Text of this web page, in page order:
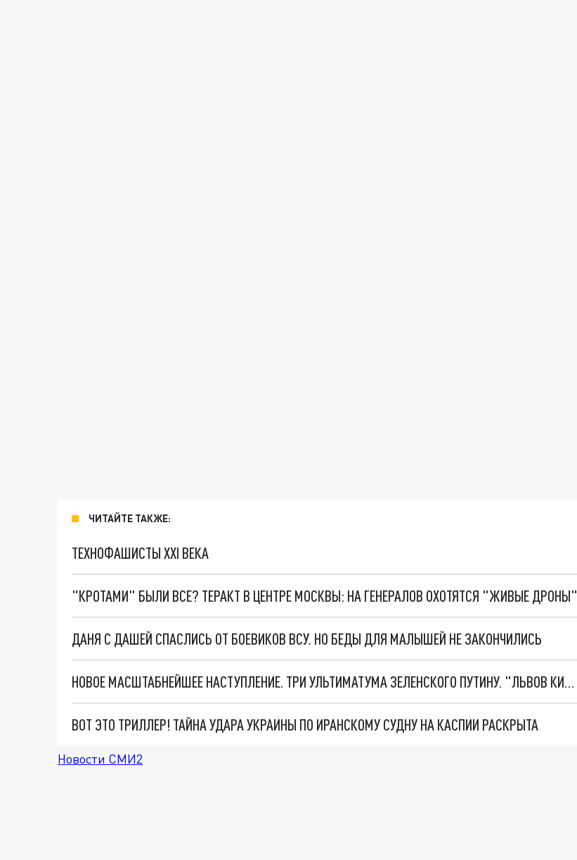
ЧИТАЙТЕ ТАКЖЕ:
ТЕХНОФАШИСТЫ XXI ВЕКА
"КРОТАМИ" БЫЛИ ВСЕ? ТЕРАКТ В ЦЕНТРЕ МОСКВЫ: НА ГЕНЕРАЛОВ ОХОТЯТСЯ "ЖИВЫЕ ДРОНЫ"
ДАНЯ С ДАШЕЙ СПАСЛИСЬ ОТ БОЕВИКОВ ВСУ. НО БЕДЫ ДЛЯ МАЛЫШЕЙ НЕ ЗАКОНЧИЛИСЬ
НОВОЕ МАСШТАБНЕЙШЕЕ НАСТУПЛЕНИЕ. ТРИ УЛЬТИМАТУМА ЗЕЛЕНСКОГО ПУТИНУ. "ЛЬВОВ КИМА" ПОСТАВЯТ НА ПВО? ГЛОБАЛЬНЫЙ ПРОРЫВ ПОД ЗАПОРОЖЬЕМ
ВОТ ЭТО ТРИЛЛЕР! ТАЙНА УДАРА УКРАИНЫ ПО ИРАНСКОМУ СУДНУ НА КАСПИИ РАСКРЫТА
Новости СМИ2